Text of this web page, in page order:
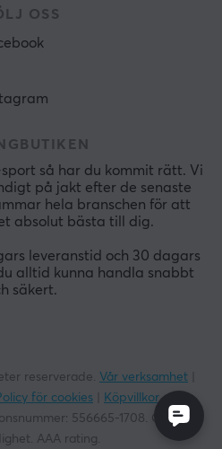
OSS
så har du kommit rätt. Vi
på jakt efter de senaste
hela branschen för att
absolut bästa till dig.
leveranstid och 30 dagars
alltid kunna handla snabbt
säkert.
reserverade. Vår verksamhet
för cookies
Köpvillkor
556665-1708. God
AAA rating.